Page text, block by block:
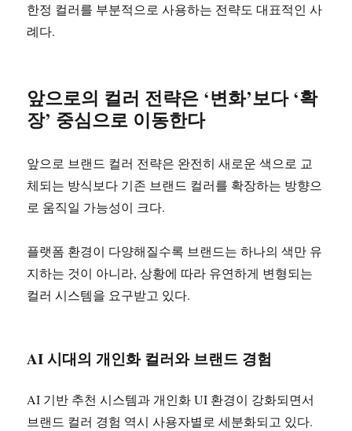
한정 컬러를 부분적으로 사용하는 전략도 대표적인 사
례다.
앞으로의 컬러 전략은 ‘변화’보다 ‘확
장’ 중심으로 이동한다
앞으로 브랜드 컬러 전략은 완전히 새로운 색으로 교
체되는 방식보다 기존 브랜드 컬러를 확장하는 방향으
로 움직일 가능성이 크다.
플랫폼 환경이 다양해질수록 브랜드는 하나의 색만 유
지하는 것이 아니라, 상황에 따라 유연하게 변형되는
컬러 시스템을 요구받고 있다.
AI 시대의 개인화 컬러와 브랜드 경험
AI 기반 추천 시스템과 개인화 UI 환경이 강화되면서
브랜드 컬러 경험 역시 사용자별로 세분화되고 있다.